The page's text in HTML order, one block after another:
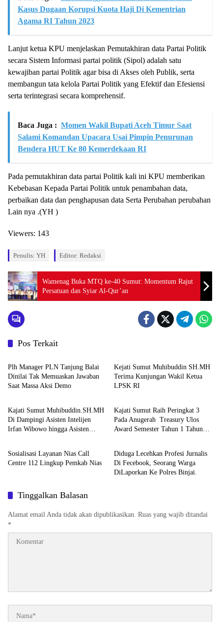
Kasus Dugaan Korupsi Kuota Haji Di Kementrian
Agama RI Tahun 2023
Lanjut ketua KPU menjelaskan Pemutakhiran data Partai Politik
secara Sistem Informasi partai politik (Sipol) adalah satu
kewajiban partai Politik agar bisa di Akses oleh Publik, serta
membangun tata kelola Partai Politik yang Efektif dan Efesiensi
serta terintegrasi secara komprehensif.
Baca Juga : Momen Wakil Bupati Aceh Timur Saat
Salami Komandan Upacara Usai Pimpin Penurunan
Bendera HUT Ke 80 Kemerdekaan RI
Pada pemutakhiran data partai Politik kali ini KPU memberikan
Kebebasan Kepada Partai Politik untuk penambahan data,
perbaikan data dan penghapusan data Serta Perubahan perubahan
Lain nya .(YH )
Viewers: 143
Penulis: YH Editor: Redaksi
Wamenag Buka MTQ ke-40 Sumut: Momentum Rajut
Persatuan dan Syiar Al-Qur’an
Pos Terkait
Berita
Plh Manager PLN Tanjung Balai
Dinilai Tak Memuaskan Jawaban
Saat Massa Aksi Demo
Kejati Sumut Muhibuddin SH.MH
Terima Kunjungan Wakil Ketua
LPSK RI
Berita
Kajati Sumut Muhibuddin.SH.MH
Di Dampingi Asisten Intelijen
Irfan Wibowo hingga Asisten
Berita
Kajati Sumut Raih Peringkat 3
Pada Anugerah Treasury Ulos
Award Semester Tahun 1 Tahun
Berita
Sosialisasi Layanan Nias Call
Centre 112 Lingkup Pemkab Nias
Berita
Diduga Lecehkan Profesi Jurnalis
Di Fecebook, Seorang Warga
DiLaporkan Ke Polres Binjai.
Tinggalkan Balasan
Alamat email Anda tidak akan dipublikasikan. Ruas yang wajib ditandai
*